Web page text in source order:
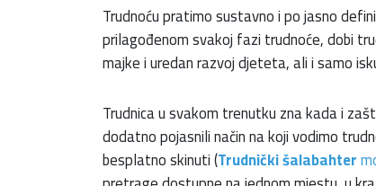
Trudnoću pratimo sustavno i po jasno
prilagođenom svakoj fazi trudnoće, dobi
majke i uredan razvoj djeteta, ali i samo
Trudnica u svakom trenutku zna kada i
dodatno pojasnili način na koji vodimo
besplatno skinuti (Trudnički šalabahter